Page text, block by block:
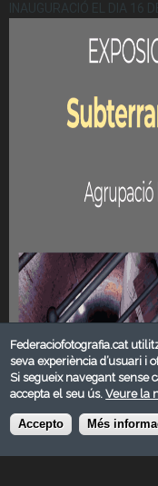
INAUGURACIÓ EL DIA 16
Federaciofotografia.cat
seva experiència d’usuari i
Si segueix navegant sense
accepta el seu ús.Veure la
Accepto Més